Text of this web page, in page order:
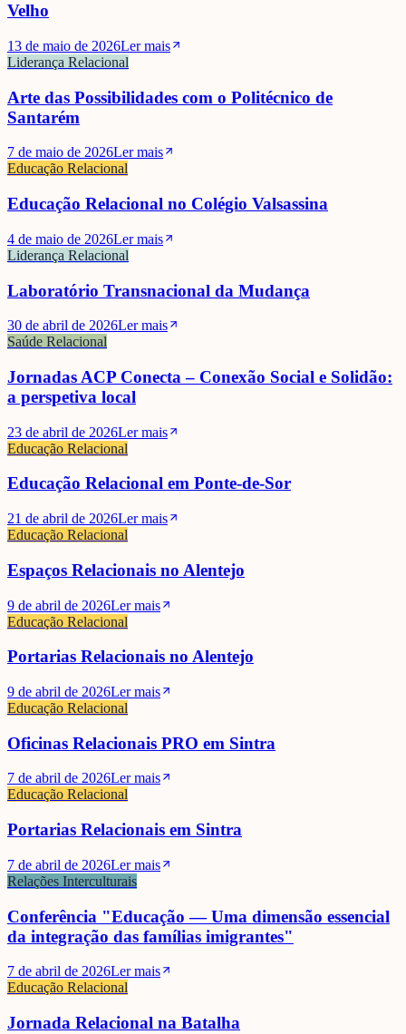
Velho
13 de maio de 2026Ler mais
Liderança Relacional
Arte das Possibilidades com o Politécnico de
Santarém
7 de maio de 2026Ler mais
Educação Relacional
Educação Relacional no Colégio Valsassina
4 de maio de 2026Ler mais
Liderança Relacional
Laboratório Transnacional da Mudança
30 de abril de 2026Ler mais
Saúde Relacional
Jornadas ACP Conecta – Conexão Social e Solidão:
a perspetiva local
23 de abril de 2026Ler mais
Educação Relacional
Educação Relacional em Ponte-de-Sor
21 de abril de 2026Ler mais
Educação Relacional
Espaços Relacionais no Alentejo
9 de abril de 2026Ler mais
Educação Relacional
Portarias Relacionais no Alentejo
9 de abril de 2026Ler mais
Educação Relacional
Oficinas Relacionais PRO em Sintra
7 de abril de 2026Ler mais
Educação Relacional
Portarias Relacionais em Sintra
7 de abril de 2026Ler mais
Relações Interculturais
Conferência "Educação — Uma dimensão essencial
da integração das famílias imigrantes"
7 de abril de 2026Ler mais
Educação Relacional
Jornada Relacional na Batalha